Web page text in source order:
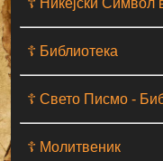
☦ Никејски Символ
☦ Библиотека
☦ Свето Писмо -
☦ Молитвеник